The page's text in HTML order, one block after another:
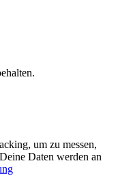
um zu messen,
Daten werden an